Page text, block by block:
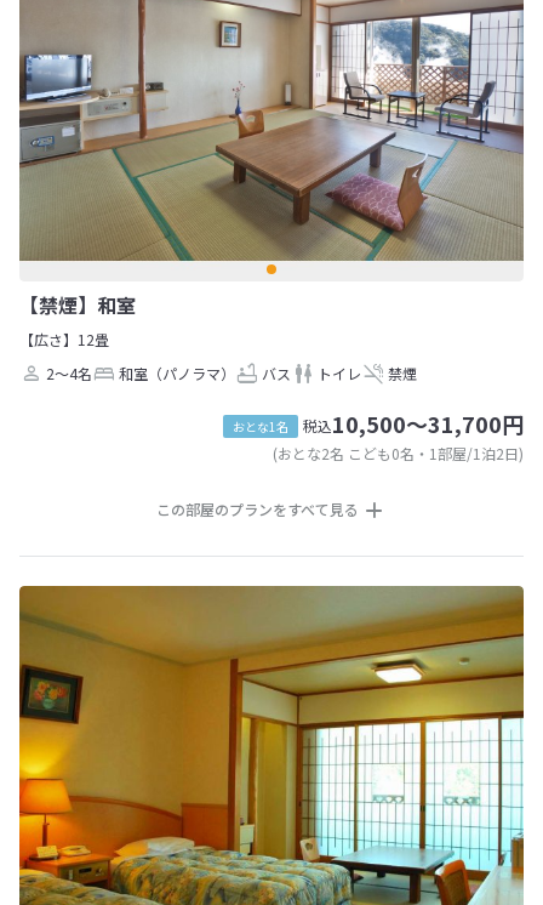
【禁煙】和室
【広さ】12畳
2～4名
和室（パノラマ） バス トイレ 禁煙
おとな1名 税込10,500～31,700円
(おとな2名 こども0名・1部屋/1泊2日)
この部屋のプランをすべて見る